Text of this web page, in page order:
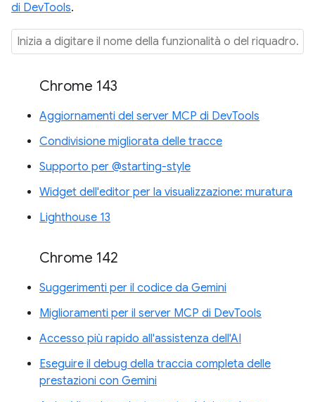
di DevTools.
Chrome 143
Aggiornamenti del server MCP di DevTools
Condivisione migliorata delle tracce
Supporto per @starting-style
Widget dell'editor per la visualizzazione: muratura
Lighthouse 13
Chrome 142
Suggerimenti per il codice da Gemini
Miglioramenti per il server MCP di DevTools
Accesso più rapido all'assistenza dell'AI
Eseguire il debug della traccia completa delle
prestazioni con Gemini